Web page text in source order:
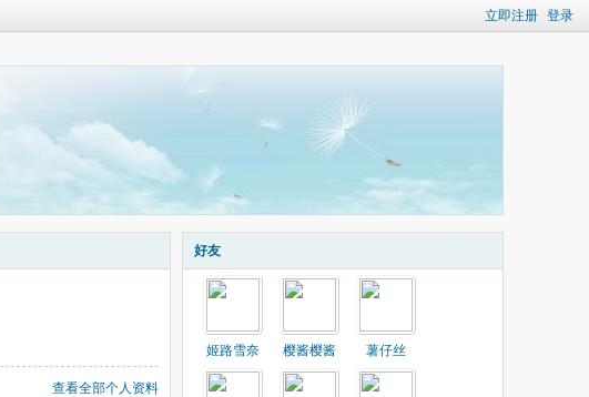
立即注册 登录
查看全部个人资料
好友
姬路雪奈 樱酱樱酱 薯仔丝